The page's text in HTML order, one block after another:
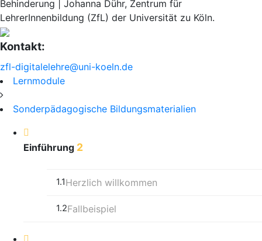
Behinderung | Johanna Dühr, Zentrum für
LehrerInnenbildung (ZfL) der Universität zu Köln.
Kontakt:
zfl-digitalelehre@uni-koeln.de
Lernmodule
Sonderpädagogische Bildungsmaterialien
Einführung 2
1.1Herzlich willkommen
1.2Fallbeispiel